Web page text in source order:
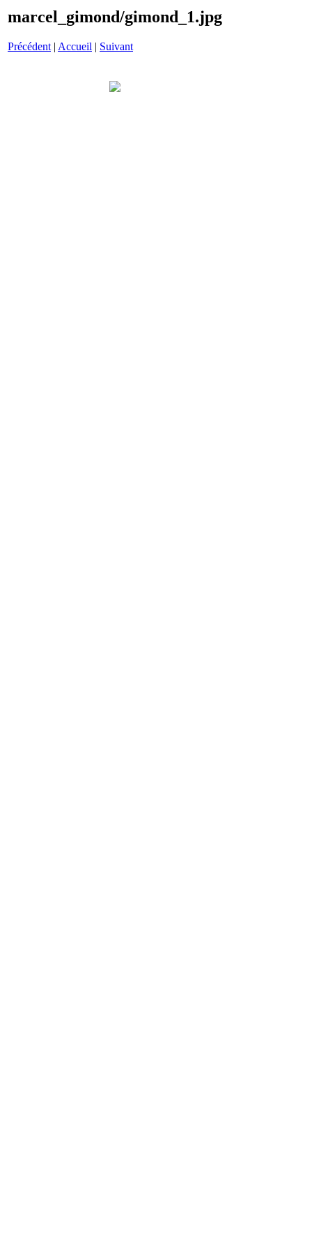
marcel_gimond/gimond_1.jpg
Précédent | Accueil | Suivant